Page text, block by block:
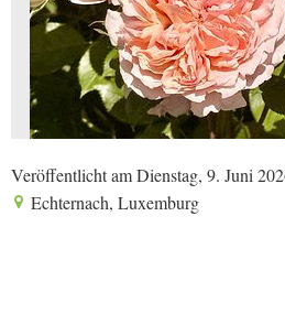
Veröffentlicht am Dienstag, 9. Juni
Echternach, Luxemburg